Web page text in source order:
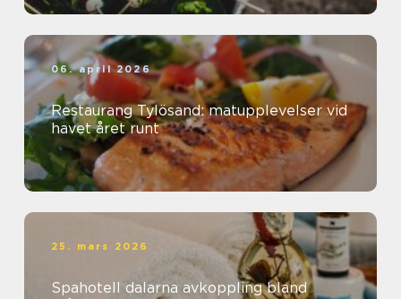
06. april 2026
Restaurang Tylösand: matupplevelser vid
havet året runt
25. mars 2026
Spahotell dalarna avkoppling bland